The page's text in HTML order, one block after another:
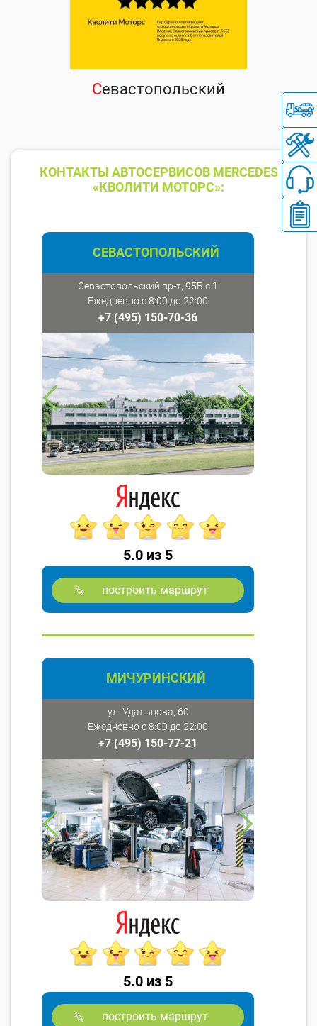
Севастопольский
КОНТАКТЫ АВТОСЕРВИСОВ MERCEDES
«КВОЛИТИ МОТОРС»:
СЕВАСТОПОЛЬСКИЙ
Севастопольский пр-т, 95Б с.1
Ежедневно с 8:00 до 22:00
+7 (495) 150-70-36
5.0 из 5
построить маршрут
МИЧУРИНСКИЙ
ул. Удальцова, 60
Ежедневно с 8:00 до 22:00
+7 (495) 150-77-21
5.0 из 5
построить маршрут